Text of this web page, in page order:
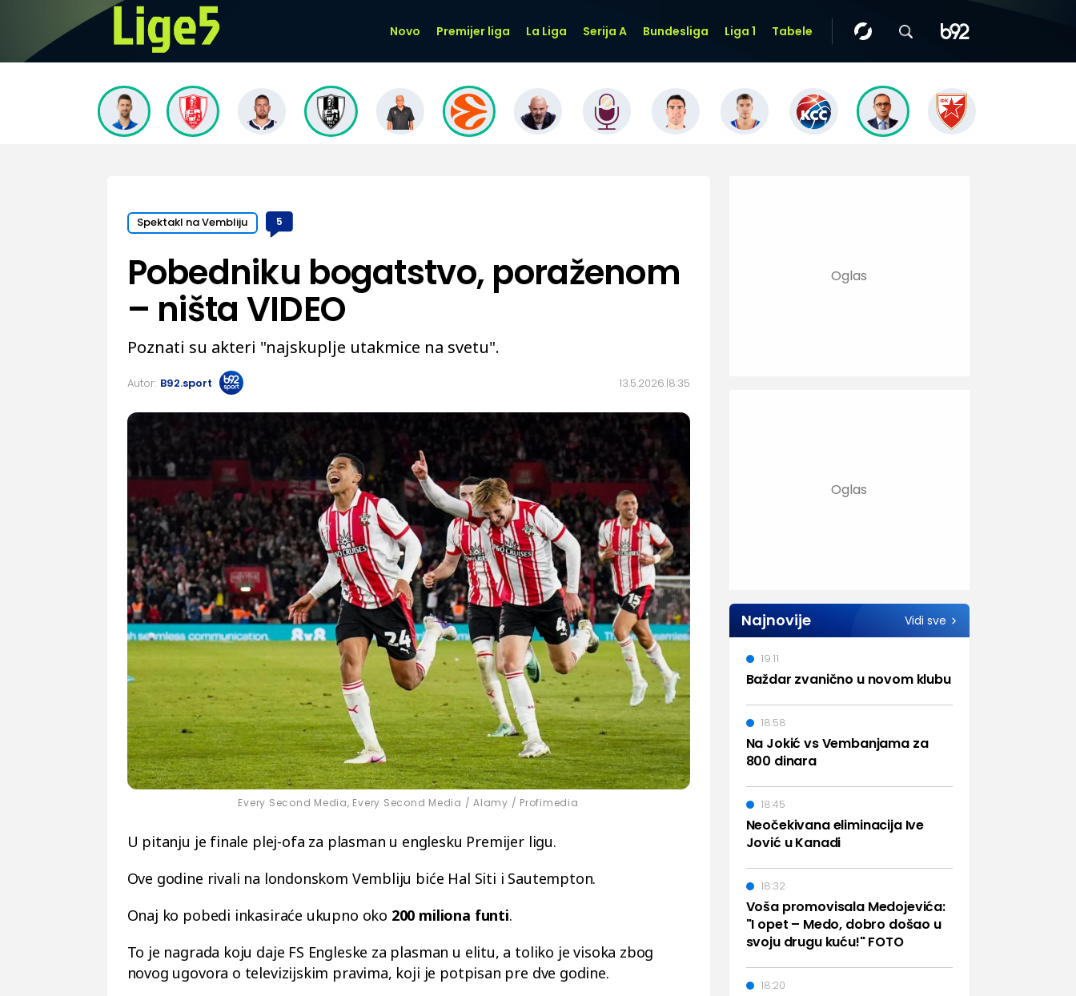
Novo Premijer liga La Liga Serija A Bundesliga Liga 1 Tabele
Spektakl na Vembliju 5
13.5.2026. 8:35
Pobedniku bogatstvo, poraženom
– ništa VIDEO
Poznati su akteri "najskuplje utakmice na svetu".
Autor: B92.sport
Every Second Media, Every Second Media / Alamy / Profimedia
U pitanju je finale plej-ofa za plasman u englesku Premijer ligu.
Ove godine rivali na londonskom Vembliju biće Hal Siti i Sautempton.
Onaj ko pobedi inkasiraće ukupno oko 200 miliona funti.
To je nagrada koju daje FS Engleske za plasman u elitu, a toliko je visoka zbog
novog ugovora o televizijskim pravima, koji je potpisan pre dve godine.
Najnovije Vidi sve
Baždar zvanično u novom klubu
19:11
Na Jokić vs Vembanjama za
800 dinara
18:58
Neočekivana eliminacija Ive
Jović u Kanadi
18:45
Voša promovisala Medojevića:
"I opet – Medo, dobro došao u
svoju drugu kuću!" FOTO
18:32
18:20